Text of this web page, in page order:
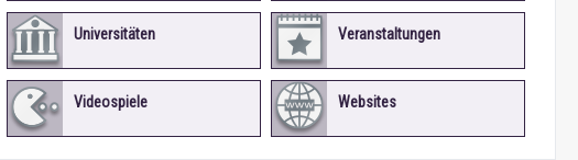
Universitäten Veranstaltungen
Videospiele Websites